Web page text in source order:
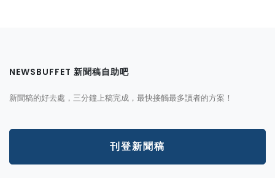
NEWSBUFFET 新聞稿自助吧
新聞稿的好去處，三分鐘上稿完成，最快接觸最多讀者的方案！
刊登新聞稿